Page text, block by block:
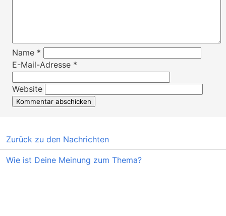
Name *
E-Mail-Adresse *
Website
Zurück zu den Nachrichten
Wie ist Deine Meinung zum Thema?